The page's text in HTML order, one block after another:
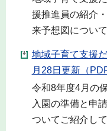
援推進員の紹介
来予想図につい
地域子育て支援
月28日更新（
令和8年度4月の
入園の準備と申
ついてご紹介して